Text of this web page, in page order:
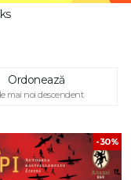
Ordonează
mai noi descendent
-30%